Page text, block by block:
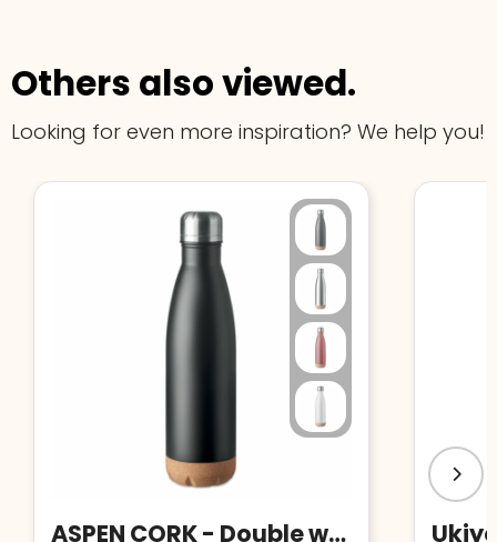
Others also viewed.
Looking for even more inspiration? We help you!
ASPEN CORK - Double wall bottle 500 ml